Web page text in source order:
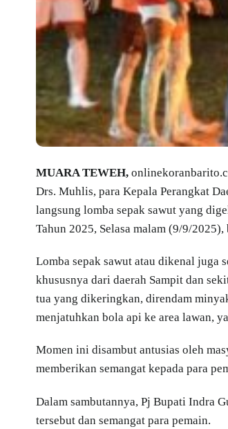
MUARA TEWEH,
Drs. Muhlis, para Kepala Perangkat
langsung lomba sepak sawut yang
Tahun 2025, Selasa malam (9/9/
Lomba sepak sawut atau dikenal juga
khususnya dari daerah Sampit dan
tua yang dikeringkan, direndam
menjatuhkan bola api ke area lawan,
Momen ini disambut antusias oleh
memberikan semangat kepada para
Dalam sambutannya, Pj Bupati Indra
tersebut dan semangat para pemain.